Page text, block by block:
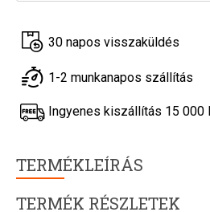
TERMÉKLEÍRÁS
TERMÉK RÉSZLETEK
30 napos visszaküldés
1-2 munkanapos szállítás
Ingyenes kiszállítás 15 000